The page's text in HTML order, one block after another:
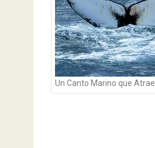
Un Canto Marino que Atrae